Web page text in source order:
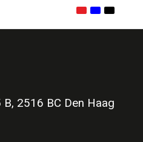
2516 BC Den Haag